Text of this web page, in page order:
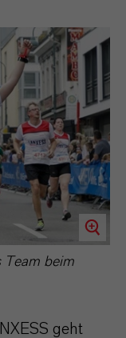
Team beim
geht